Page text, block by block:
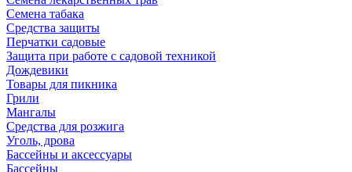
Семена табака
Средства защиты
Перчатки садовые
Защита при работе с садовой техникой
Дождевики
Товары для пикника
Грили
Мангалы
Средства для розжига
Уголь, дрова
Бассейны и аксессуары
Бассейны